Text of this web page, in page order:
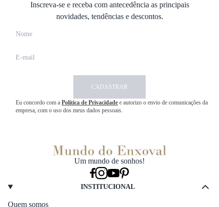
Inscreva-se e receba com antecedência as principais
novidades, tendências e descontos.
CADASTRAR
Eu concordo com a Política de Privacidade e autorizo o envio de comunicações da
empresa, com o uso dos meus dados pessoais.
Um mundo de sonhos!
INSTITUCIONAL
Quem somos